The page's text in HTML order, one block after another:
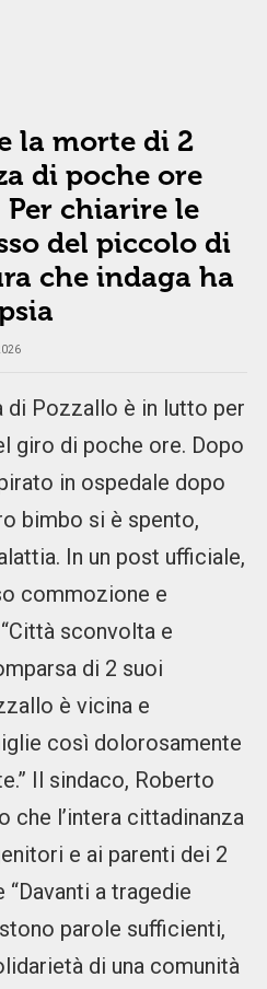
la morte di 2
di poche ore
Per chiarire le
del piccolo di
che indaga ha
di Pozzallo è in lutto per
giro di poche ore. Dopo
in ospedale dopo
bimbo si è spento,
In un post ufficiale,
commozione e
sconvolta e
di 2 suoi
è vicina e
così dolorosamente
Il sindaco, Roberto
che l’intera cittadinanza
e ai parenti dei 2
a tragedie
parole sufficienti,
di una comunità